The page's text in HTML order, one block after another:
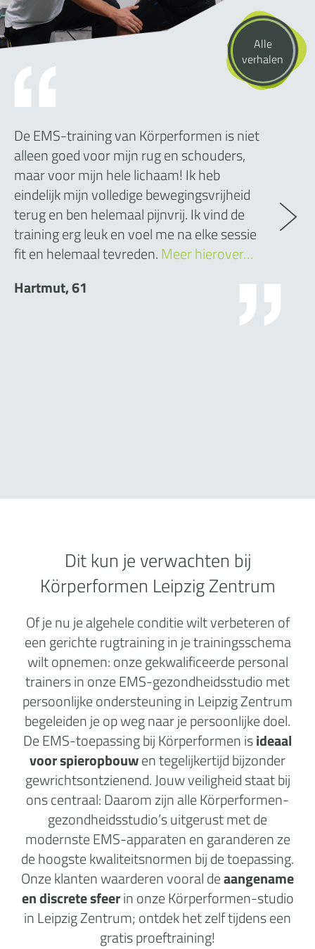
Alle
verhalen
De EMS-training van Körperformen is niet
alleen goed voor mijn rug en schouders,
maar voor mijn hele lichaam! Ik heb
eindelijk mijn volledige bewegingsvrijheid
terug en ben helemaal pijnvrij. Ik vind de
training erg leuk en voel me na elke sessie
fit en helemaal tevreden.Meer hierover…
Hartmut, 61
Dit kun je verwachten bij
Körperformen Leipzig Zentrum
Of je nu je algehele conditie wilt verbeteren of
een gerichte rugtraining in je trainingsschema
wilt opnemen: onze gekwalificeerde personal
trainers in onze EMS-gezondheidsstudio met
persoonlijke ondersteuning in Leipzig Zentrum
begeleiden je op weg naar je persoonlijke doel.
De EMS-toepassing bij Körperformen isideaal
voor spieropbouwen tegelijkertijd bijzonder
gewrichtsontzienend. Jouw veiligheid staat bij
ons centraal: Daarom zijn alle Körperformen-
gezondheidsstudio’s uitgerust met de
modernste EMS-apparaten en garanderen ze
de hoogste kwaliteitsnormen bij de toepassing.
Onze klanten waarderen vooral deaangename
en discrete sfeerin onze Körperformen-studio
in Leipzig Zentrum; ontdek het zelf tijdens een
gratis proeftraining!